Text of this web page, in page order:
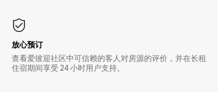
放心预订
查看爱彼迎社区中可信赖的客人对房源的评价，并在长租
住宿期间享受 24 小时用户支持。